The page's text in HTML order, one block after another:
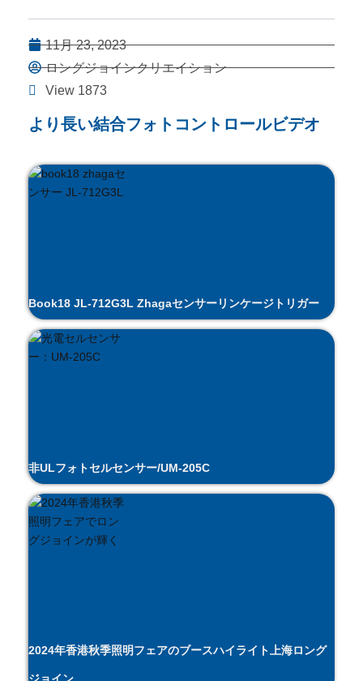
11月 23, 2023
ロングジョインクリエイション
View 1873
より長い結合フォトコントロールビデオ
Book18 JL-712G3L Zhagaセンサーリンケージトリガー
非ULフォトセルセンサー/UM-205C
2024年香港秋季照明フェアのブースハイライト上海ロング